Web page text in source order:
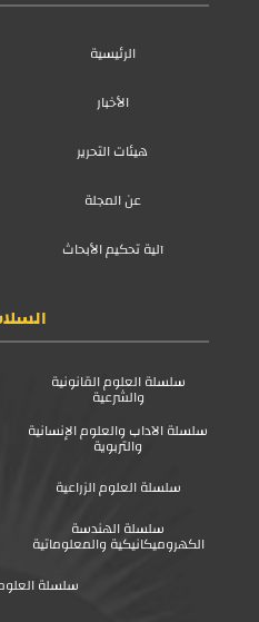
الرئيسية
الأخبار
هيئات التحرير
عن المجلة
آلية تحكيم الأبحاث
سلسلة العلوم القانونية
والشرعية
سلسلة الآداب والعلوم الإنسانية
والتربوية
سلسلة العلوم الزراعية
سلسلة الهندسة
الكهروميكانيكية والمعلوماتية
سلسلة